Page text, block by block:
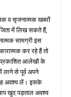
व सृजनात्मक खबरों
में लिख सकते हैं,
सामग्री इस
कर रहे हैं तो
प्रकाशित आलेखों के
से पूर्व अपने
अवश्य लें। इसके
खुद पड़ताल अवश्य